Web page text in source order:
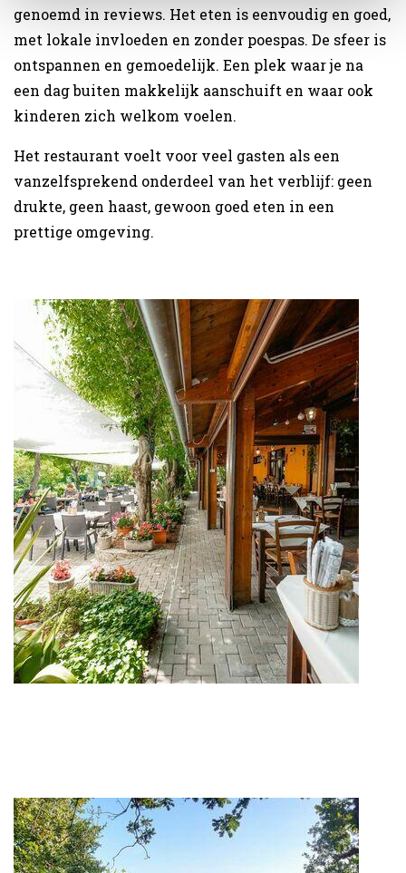
genoemd in reviews. Het eten is eenvoudig en goed,
met lokale invloeden en zonder poespas. De sfeer is
ontspannen en gemoedelijk. Een plek waar je na
een dag buiten makkelijk aanschuift en waar ook
kinderen zich welkom voelen.
Het restaurant voelt voor veel gasten als een
vanzelfsprekend onderdeel van het verblijf: geen
drukte, geen haast, gewoon goed eten in een
prettige omgeving.